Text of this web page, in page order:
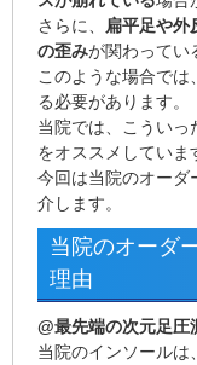
さらに、 扁平足や外
の歪みが関わってい
このような場合で
る必要があります。
当院では、こうい
をオススメしていま
今回は当院のオーダ
介します。
当院のオーダ
理由
@最先端の次元足圧
当院のインソールは、